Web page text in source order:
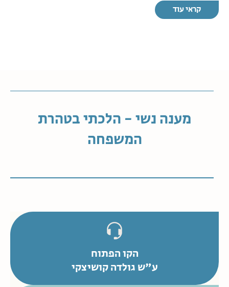
קראי עוד
מענה נשי - הלכתי בטהרת
המשפחה
הקו הפתוח
ע"ש גולדה קושיצקי